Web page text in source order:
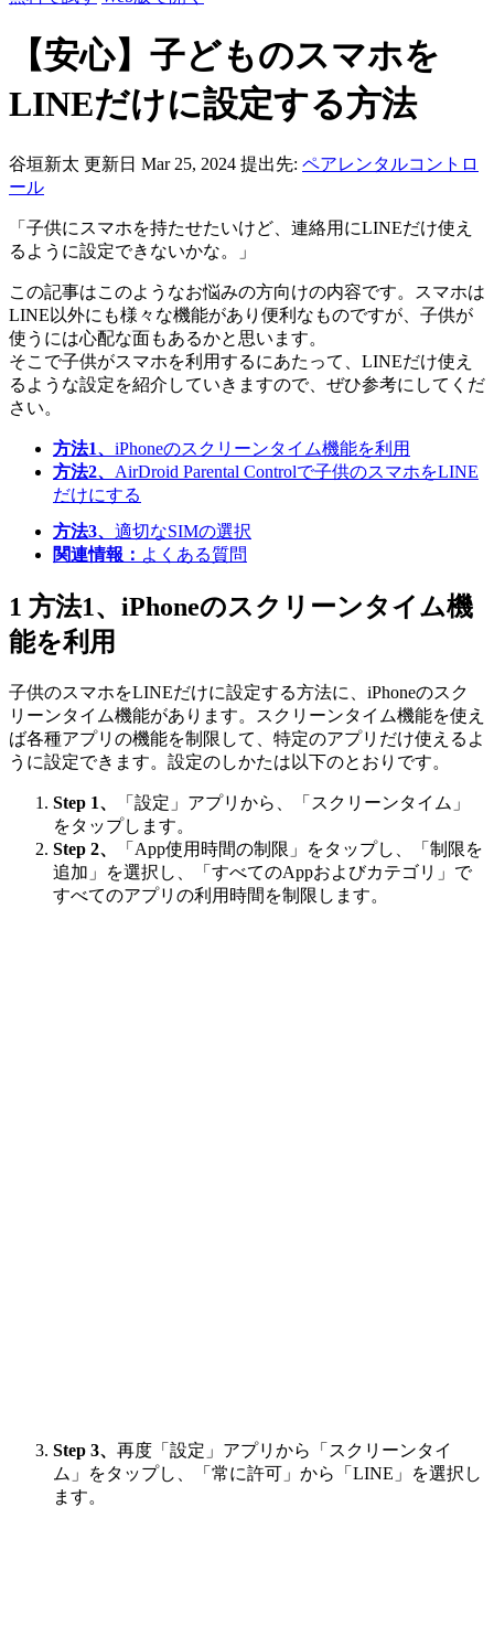
【安心】子どものスマホを
LINEだけに設定する方法
谷垣新太 更新日 Mar 25, 2024 提出先: ペアレンタルコントロ
ール
「子供にスマホを持たせたいけど、連絡用にLINEだけ使え
るように設定できないかな。」
この記事はこのようなお悩みの方向けの内容です。スマホは
LINE以外にも様々な機能があり便利なものですが、子供が
使うには心配な面もあるかと思います。
そこで子供がスマホを利用するにあたって、LINEだけ使え
るような設定を紹介していきますので、ぜひ参考にしてくだ
さい。
方法1、 iPhoneのスクリーンタイム機能を利用
方法2、 AirDroid Parental Controlで子供のスマホをLINE
だけにする
方法3、 適切なSIMの選択
関連情報： よくある質問
1 方法1、iPhoneのスクリーンタイム機
能を利用
子供のスマホをLINEだけに設定する方法に、iPhoneのスク
リーンタイム機能があります。スクリーンタイム機能を使え
ば各種アプリの機能を制限して、特定のアプリだけ使えるよ
うに設定できます。設定のしかたは以下のとおりです。
Step 1、
「設定」アプリから、「スクリーンタイム」
をタップします。
Step 2、
「App使用時間の制限」をタップし、「制限を
追加」を選択し、「すべてのAppおよびカテゴリ」で
すべてのアプリの利用時間を制限します。
Step 3、 再度「設定」アプリから「スクリーンタイ
ム」をタップし、「常に許可」から「LINE」を選択し
ます。